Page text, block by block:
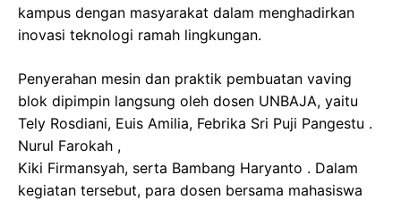
kampus dengan masyarakat dalam menghadirkan
inovasi teknologi ramah lingkungan.
Penyerahan mesin dan praktik pembuatan vaving
blok dipimpin langsung oleh dosen UNBAJA, yaitu
Tely Rosdiani, Euis Amilia, Febrika Sri Puji Pangestu .
Nurul Farokah ,
Kiki Firmansyah, serta Bambang Haryanto . Dalam
kegiatan tersebut, para dosen bersama mahasiswa